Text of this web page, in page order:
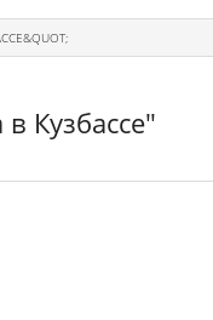
Кузбассе"